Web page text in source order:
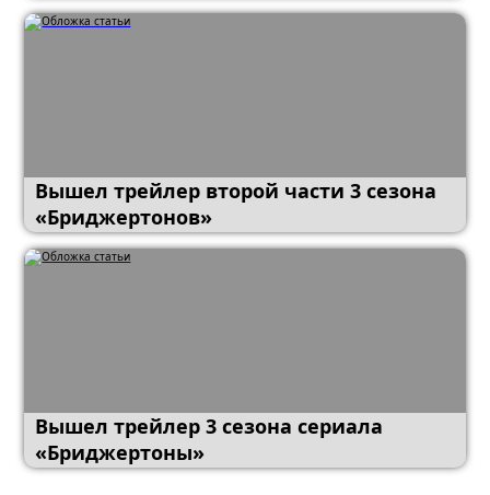
Вышел трейлер второй части 3 сезона
«Бриджертонов»
Вышел трейлер 3 сезона сериала
«Бриджертоны»